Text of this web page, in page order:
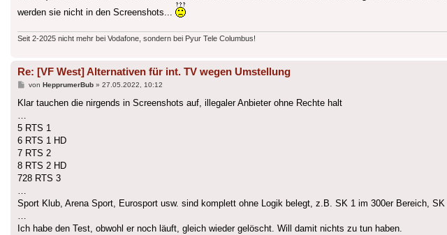
werden sie nicht in den Screenshots...
Seit 2-2025 nicht mehr bei Vodafone, sondern bei Pyur Tele Columbus!
Re: [VF West] Alternativen für int. TV wegen Umstellung
Beitrag
von HepprumerBub» 27.05.2022, 10:12
Klar tauchen die nirgends in Screenshots auf, illegaler Anbieter ohne Rechte halt
…
5 RTS 1
6 RTS 1 HD
7 RTS 2
8 RTS 2 HD
728 RTS 3
…
Sport Klub, Arena Sport, Eurosport usw. sind komplett ohne Logik belegt, z.B. SK 1 im 300er Bereich,
…
Ich habe den Test, obwohl er noch läuft, gleich wieder gelöscht. Will damit nichts zu tun haben.